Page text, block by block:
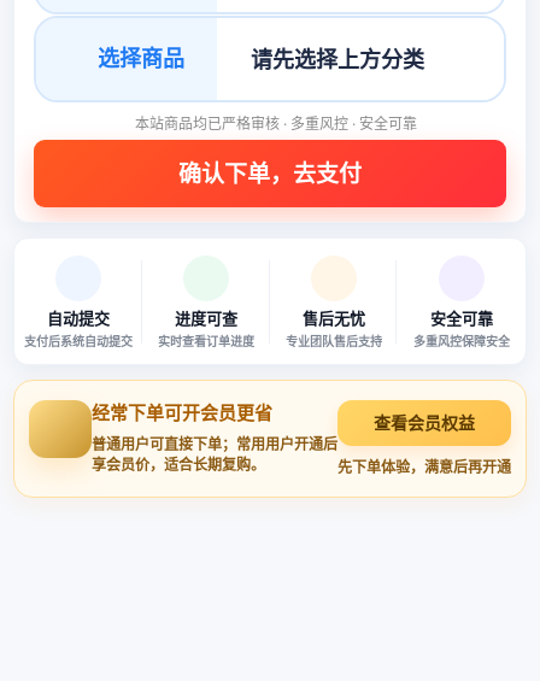
选择商品
本站商品均已严格审核 · 多重风控 · 安全可靠
自动提交
支付后系统自动提交
进度可查
实时查看订单进度
售后无忧
专业团队售后支持
安全可靠
多重风控保障安全
经常下单可开会员更省
普通用户可直接下单；常用用户开通后
享会员价，适合长期复购。
查看会员权益
先下单体验，满意后再开通